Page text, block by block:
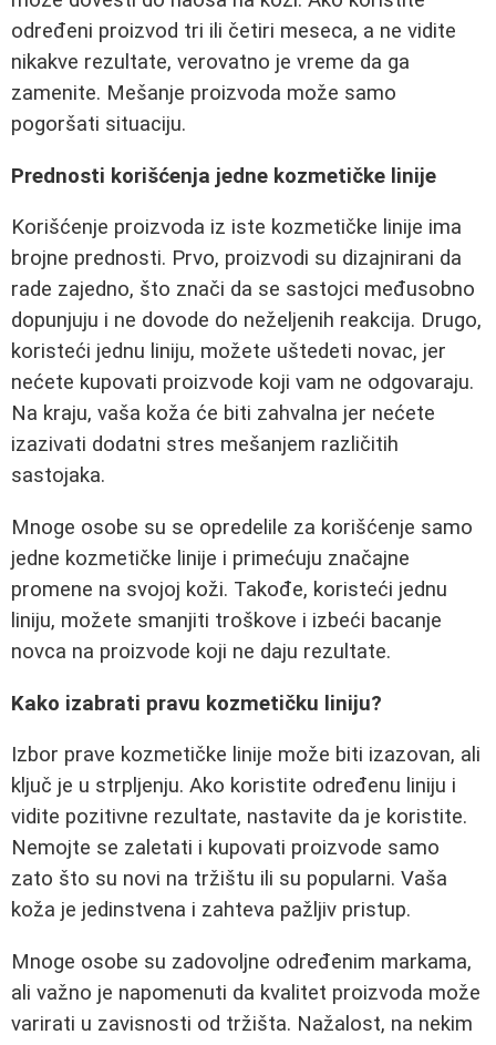
određeni proizvod tri ili četiri meseca, a ne vidite
nikakve rezultate, verovatno je vreme da ga
zamenite. Mešanje proizvoda može samo
pogoršati situaciju.
Prednosti korišćenja jedne kozmetičke linije
Korišćenje proizvoda iz iste kozmetičke linije ima
brojne prednosti. Prvo, proizvodi su dizajnirani da
rade zajedno, što znači da se sastojci međusobno
dopunjuju i ne dovode do neželjenih reakcija. Drugo,
koristeći jednu liniju, možete uštedeti novac, jer
nećete kupovati proizvode koji vam ne odgovaraju.
Na kraju, vaša koža će biti zahvalna jer nećete
izazivati dodatni stres mešanjem različitih
sastojaka.
Mnoge osobe su se opredelile za korišćenje samo
jedne kozmetičke linije i primećuju značajne
promene na svojoj koži. Takođe, koristeći jednu
liniju, možete smanjiti troškove i izbeći bacanje
novca na proizvode koji ne daju rezultate.
Kako izabrati pravu kozmetičku liniju?
Izbor prave kozmetičke linije može biti izazovan, ali
ključ je u strpljenju. Ako koristite određenu liniju i
vidite pozitivne rezultate, nastavite da je koristite.
Nemojte se zaletati i kupovati proizvode samo
zato što su novi na tržištu ili su popularni. Vaša
koža je jedinstvena i zahteva pažljiv pristup.
Mnoge osobe su zadovoljne određenim markama,
ali važno je napomenuti da kvalitet proizvoda može
varirati u zavisnosti od tržišta. Nažalost, na nekim